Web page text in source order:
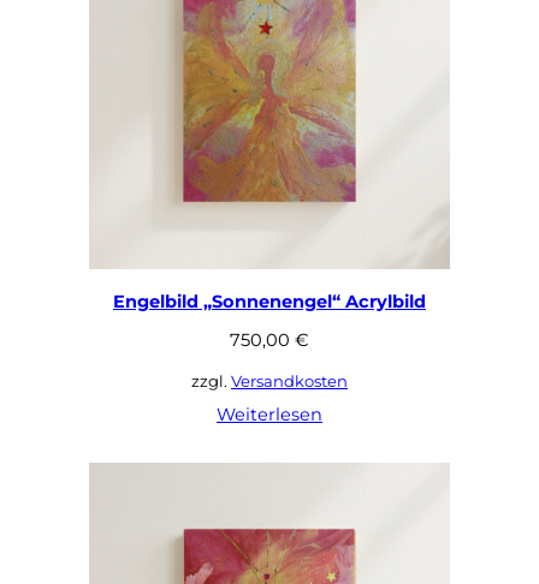
Engelbild „Sonnenengel“ Acrylbild
750,00 €
zzgl. Versandkosten
Weiterlesen